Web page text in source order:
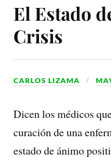
El Estado
Crisis
CARLOS LIZAMA
Dicen los médicos
curación de una
estado de ánimo